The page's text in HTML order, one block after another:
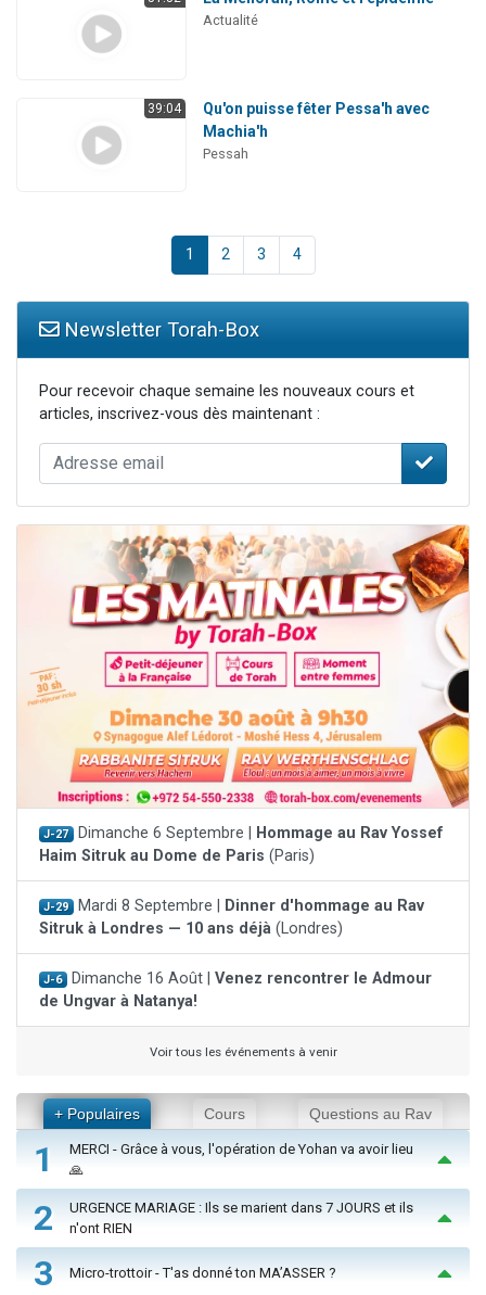
Actualité
39:04
Qu'on puisse fêter Pessa'h avec
Machia'h
Pessah
1 2 3 4
Newsletter Torah-Box
Pour recevoir chaque semaine les nouveaux cours et
articles, inscrivez-vous dès maintenant :
J-27 Dimanche 6 Septembre |
Hommage au Rav Yossef
Haim Sitruk au Dome de Paris (Paris)
J-29 Mardi 8 Septembre |
Dinner d'hommage au Rav
Sitruk à Londres — 10 ans déjà (Londres)
J-6 Dimanche 16 Août | Venez rencontrer le Admour
de Ungvar à Natanya!
Voir tous les événements à venir
+ Populaires Cours Questions au Rav
1
MERCI - Grâce à vous, l'opération de Yohan va avoir lieu
🙏
2
URGENCE MARIAGE : Ils se marient dans 7 JOURS et ils
n'ont RIEN
3 Micro-trottoir - T'as donné ton MA’ASSER ?